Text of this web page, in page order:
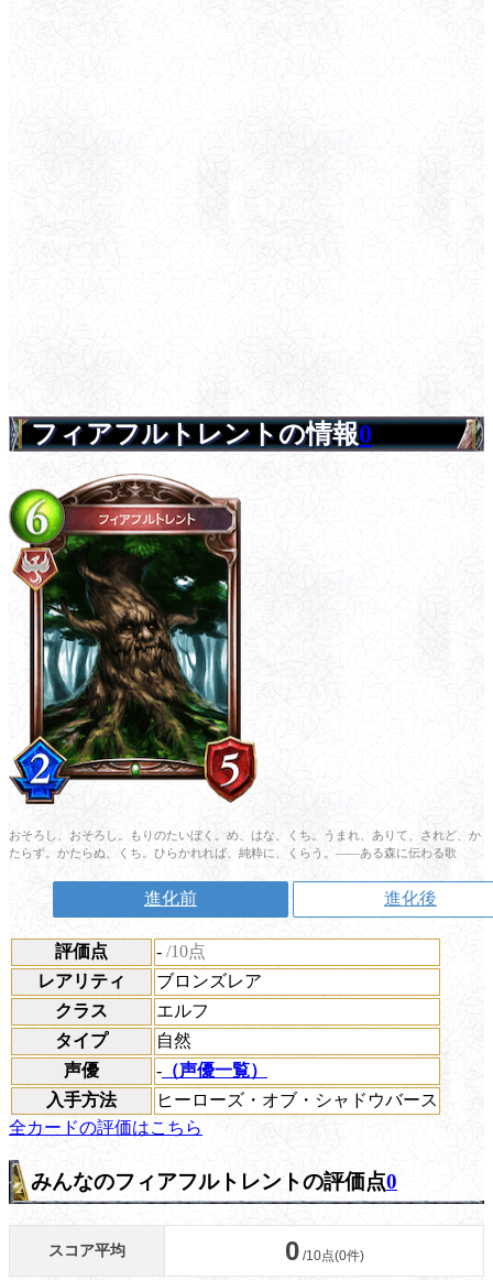
フィアフルトレントの情報0
おそろし、おそろし。もりのたいぼく。め、はな、くち。うまれ、ありて、されど、か
たらず。かたらぬ、くち。ひらかれれば、純粋に、くらう。――ある森に伝わる歌
進化前 進化後
評価点 - /10点
レアリティ
ブロンズレア
クラス
エルフ
タイプ
自然
声優
- （声優一覧）
入手方法
ヒーローズ・オブ・シャドウバース
全カードの評価はこちら
みんなのフィアフルトレントの評価点0